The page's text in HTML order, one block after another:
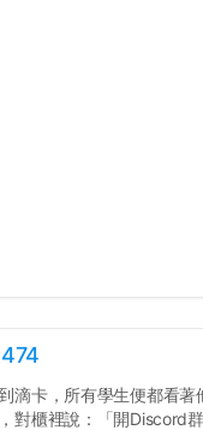
滴卡，所有學生便都看著
對櫃裡說：「開Discord